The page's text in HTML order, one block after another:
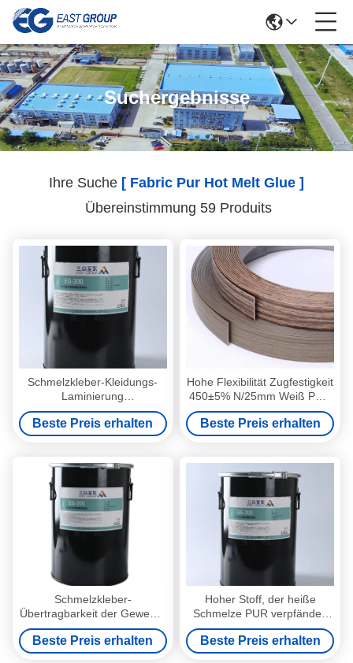
Suchergebnisse
Ihre Suche [ Fabric Pur Hot Melt Glue ]
Übereinstimmung 59 Produits
Schmelzkleber-Kleidungs-
Laminierung
wasserabweisender
Schmelzkleber-Polyurethan
Pur des Gewebe-PUR heißer
Beste Preis erhalten
Hohe Flexibilität Zugfestigkeit
450±5% N/25mm Weiß PUR
Heißschmelzkleber für Ihre
Anforderungen
Beste Preis erhalten
Schmelzkleber-
Übertragbarkeit der Gewebe-
Laminierungs-PUR
überziehen heiße PUR
Hotmelt mit Leder
Beste Preis erhalten
Hoher Stoff, der heiße
Schmelze PUR verpfändet,
heißen Schmelzkleber für
Unterwäsche-Film zu kleben
Beste Preis erhalten